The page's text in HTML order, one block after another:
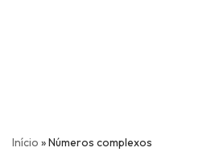
Início »Números complexos